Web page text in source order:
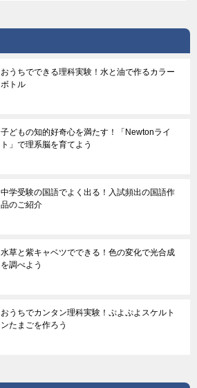
おうちでできる理科実験！水と油で作るカラー
ボトル
子どもの知的好奇心を満たす！「Newtonライ
ト」で理系脳を育てよう
中学受験の国語でよく出る！入試頻出の国語作
品のご紹介
水草と紫キャベツでできる！色の変化で光合成
を調べよう
おうちでカンタン理科実験！ぷよぷよスケルト
ンたまごを作ろう